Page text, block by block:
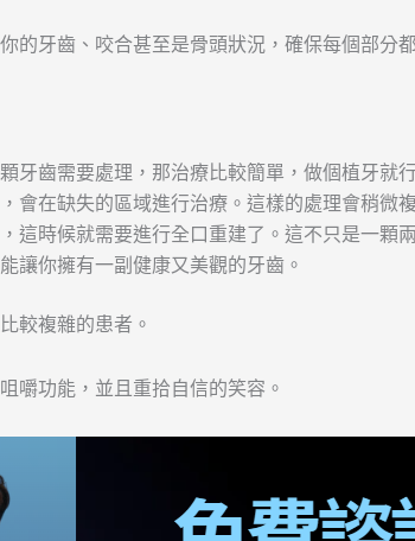
牙齒、咬合甚至是骨頭狀況，確保每個部分
牙齒需要處理，那治療比較簡單，做個植牙就
會在缺失的區域進行治療。這樣的處理會稍微
這時候就需要進行全口重建了。這不只是一
讓你擁有一副健康又美觀的牙齒。
較複雜的患者。
嚼功能，並且重拾自信的笑容。